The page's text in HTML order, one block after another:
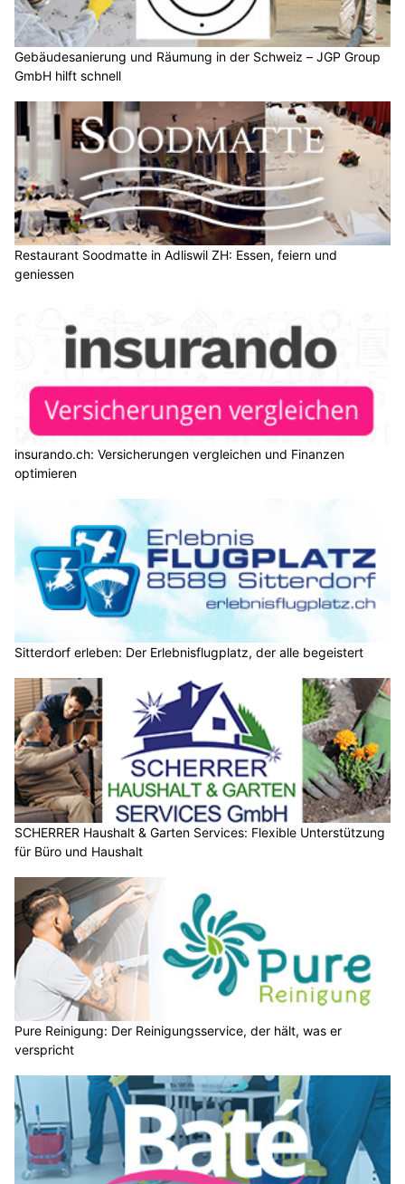
Gebäudesanierung und Räumung in der Schweiz – JGP Group
GmbH hilft schnell
Restaurant Soodmatte in Adliswil ZH: Essen, feiern und
geniessen
insurando.ch: Versicherungen vergleichen und Finanzen
optimieren
Sitterdorf erleben: Der Erlebnisflugplatz, der alle begeistert
SCHERRER Haushalt & Garten Services: Flexible Unterstützung
für Büro und Haushalt
Pure Reinigung: Der Reinigungsservice, der hält, was er
verspricht